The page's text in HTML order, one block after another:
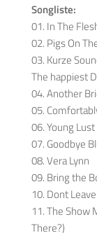
Songliste:
01. In The
02. Pigs On
03. Kurze
The happiest
04. Another
05.
06. Young
07. Goodbye
08. Vera Lynn
09. Bring the
10. Dont
11. The Show
There?)